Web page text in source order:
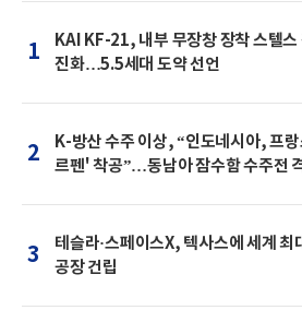
1
KAI KF-21, 내부 무장창 장착 스텔스
진화…5.5세대 도약 선언
2
K-방산 수주 이상, “인도네시아, 프
르펜' 착공”…동남아 잠수함 수주전
3
테슬라·스페이스X, 텍사스에 세계 최
공장 건립